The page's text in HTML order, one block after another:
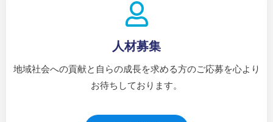
人材募集
地域社会への貢献と自らの成長を求める方のご応募を心より
お待ちしております。